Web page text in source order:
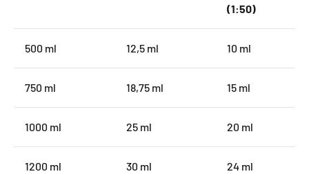
(1:50)
500 ml 12,5 ml 10 ml
750 ml 18,75 ml 15 ml
1000 ml 25 ml 20 ml
1200 ml 30 ml 24 ml